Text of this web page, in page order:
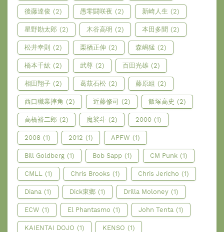
後藤達俊 (2) 愚零闘咲夜 (2) 新崎人生 (2)
星野勘太郎 (2) 木谷高明 (2) 本田多聞 (2)
松井幸則 (2) 栗栖正伸 (2) 森嶋猛 (2)
橋本千紘 (2) 武尊 (2) 百田光雄 (2)
相田翔子 (2) 葛茲石松 (2) 藤原組 (2)
西口職業摔角 (2) 近藤修司 (2) 飯塚高史 (2)
高橋裕二郎 (2) 魔裟斗 (2) 2000 (1)
2008 (1) 2012 (1) APFW (1)
Bill Goldberg (1) Bob Sapp (1) CM Punk (1)
CMLL (1) Chris Brooks (1) Chris Jericho (1)
Diana (1) Dick東鄉 (1) Drilla Moloney (1)
ECW (1) El Phantasmo (1) John Tenta (1)
KAIENTAI DOJO (1) KENSO (1)